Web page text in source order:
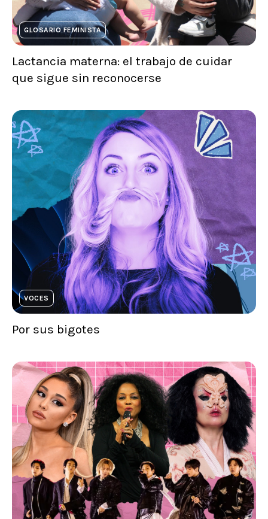
GLOSARIO FEMINISTA
Lactancia materna: el trabajo de cuidar
que sigue sin reconocerse
VOCES
Por sus bigotes